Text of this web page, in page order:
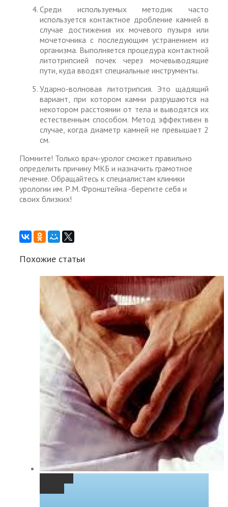
Среди используемых методик часто
используется контактное дробление камней в
случае достижения их мочевого пузыря или
мочеточника с последующим устранением из
организма. Выполняется процедура контактной
литотрипсией почек через мочевыводящие
пути, куда вводят специальные инструменты.
Ударно-волновая литотрипсия. Это щадящий
вариант, при котором камни разрушаются на
некотором расстоянии от тела и выводятся их
естественным способом. Метод эффективен в
случае, когда диаметр камней не превышает 2
см.
Помните! Только врач-уролог сможет правильно
определить причину МКБ и назначить грамотное
лечение. Обращайтесь к специалистам клиники
урологии им. Р.М. Фронштейна -берегите себя и
своих близких!
Похожие статьи